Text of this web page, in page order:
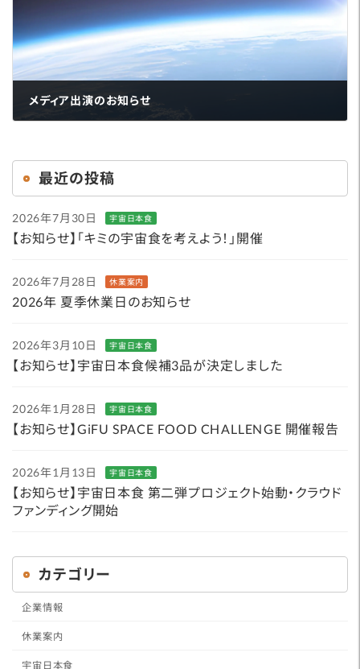
メディア出演のお知らせ
最近の投稿
2026年7月30日 宇宙日本食
【お知らせ】「キミの宇宙食を考えよう！」開催
2026年7月28日 休業案内
2026年 夏季休業日のお知らせ
2026年3月10日 宇宙日本食
【お知らせ】宇宙日本食候補3品が決定しました
2026年1月28日 宇宙日本食
【お知らせ】GiFU SPACE FOOD CHALLENGE 開催報告
2026年1月13日 宇宙日本食
【お知らせ】宇宙日本食 第二弾プロジェクト始動・クラウド
ファンディング開始
カテゴリー
企業情報
休業案内
宇宙日本食